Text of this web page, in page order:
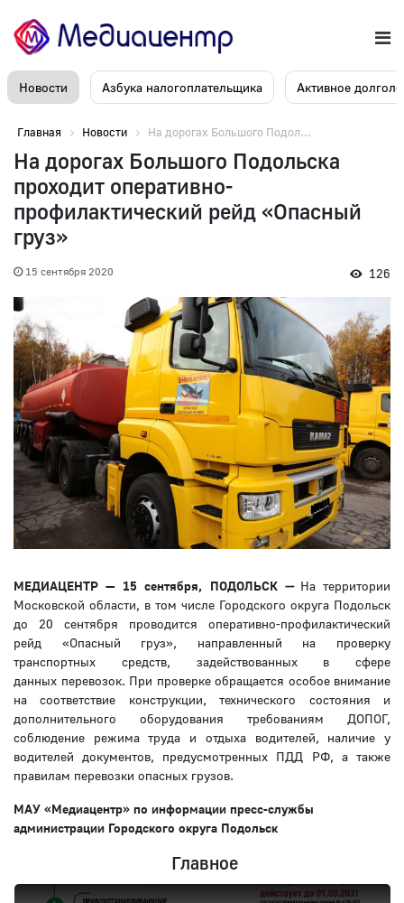
Новости Азбука налогоплательщика Активное
Главная Новости На дорогах Большого Подол...
На дорогах Большого Подольска
проходит оперативно-
профилактический рейд «Опасный
груз»
15 сентября 2020 126
МЕДИАЦЕНТР — 15 сентября, ПОДОЛЬСК—На территории
Московской области, в том числе Городского округа Подольск
до 20 сентября проводится оперативно-профилактический
рейд «Опасный груз», направленный на проверку
транспортных средств, задействованных в сфере
данных перевозок. При проверке обращается особое внимание
на соответствие конструкции, технического состояния и
дополнительного оборудования требованиям ДОПОГ,
соблюдение режима труда и отдыха водителей, наличие у
водителей документов, предусмотренных ПДД РФ, а также
правилам перевозки опасных грузов.
МАУ «Медиацентр» по информации пресс-службы
администрации Городского округа Подольск
Главное